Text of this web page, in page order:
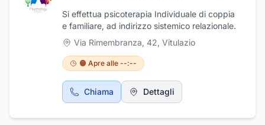
adeguata preparazione per assicurare un
servizio di consulenza a carattere
continuativo per l'impiego ottimale dei
prodotti e dei sistemi commercializzati,
programmando, ove occorra, l'intervento di
specialisti in ciascuna tecnologia in grado di
supportare il cliente nelle sue necessità
operative.
Si effettua psicoterapia Individuale di coppia
e familiare, ad indirizzo sistemico relazionale.
Via Rimembranza, 42, Vitulazio
🟠 Apre alle --:--
Chiama Dettagli